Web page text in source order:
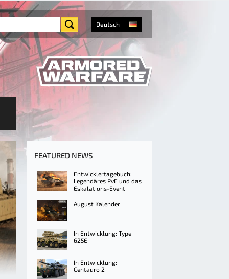
Deutsch
FEATURED NEWS
Entwicklertagebuch:
Legendäres PvE und das
Eskalations-Event
August Kalender
In Entwicklung: Type
625E
In Entwicklung:
Centauro 2